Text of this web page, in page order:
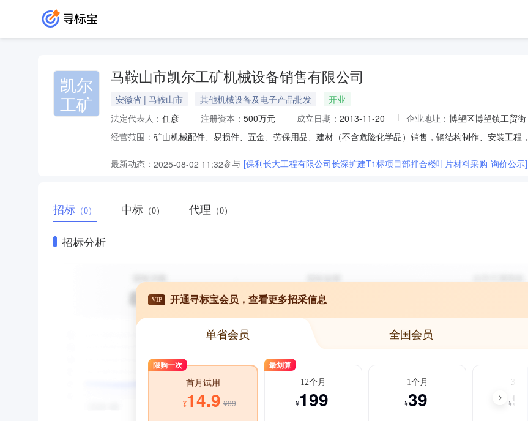
凯尔
工矿
马鞍山市凯尔工矿机械设备销售有限公司
安徽省 | 马鞍山市 其他机械设备及电子产品批发
开业
法定代表人： 任彦 注册资本： 500万元 成立日期： 2013-11-20 企业地址： 博望区博望镇工贸街
经营范围：
最新动态： 2025-08-02 11:32参与 [保利长大工程有限公司长深扩建T1标项目部拌合楼叶片材料采购-询价公示]
招标 （0） 中标 （0） 代理 （0）
招标分析
VIP 开通寻标宝会员，查看更多招采信息
单省会员 全国会员
限购一次
首月试用
¥14.9 ¥39
最划算
12个月
¥199
1个月
¥39
3个月
¥99